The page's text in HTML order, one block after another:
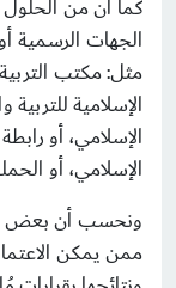
كما أن من الحلول
الجهات الرسمية
مثل: مكتب
اﻹسلامية للتربية
اﻹسلامي، أو
الإسلامي، أو
ونحسب أن بعض
ممن يمكن